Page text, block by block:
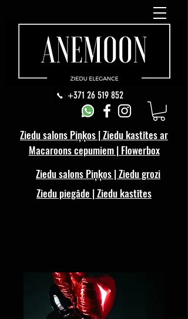
+371 26 519 852
Ziedu piegāde | Ziedu kastītes
Ziedu salons Piņķos | Ziedu kastītes ar
Macaroons cepumiem | Flowerbox
Ziedu salons Piņķos | Ziedu grozi